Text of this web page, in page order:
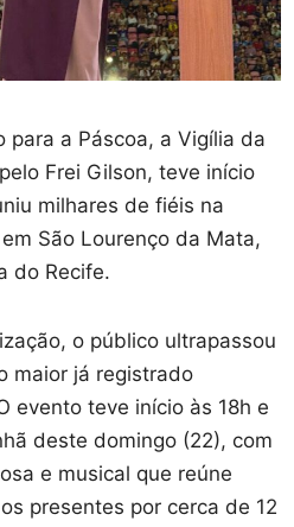
para a Páscoa, a Vigília da
Frei Gilson, teve início
milhares de fiéis na
São Lourenço da Mata,
do Recife.
o público ultrapassou
maior já registrado
evento teve início às 18h e
deste domingo (22), com
e musical que reúne
presentes por cerca de 12